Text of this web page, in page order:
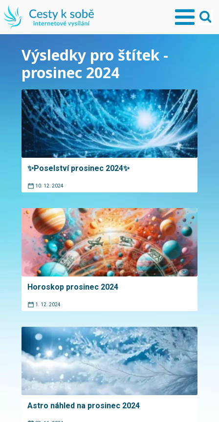
Výsledky pro štítek -
prosinec 2024
✨Poselství prosinec 2024✨
10. 12. 2024
Horoskop prosinec 2024
1. 12. 2024
Astro náhled na prosinec 2024